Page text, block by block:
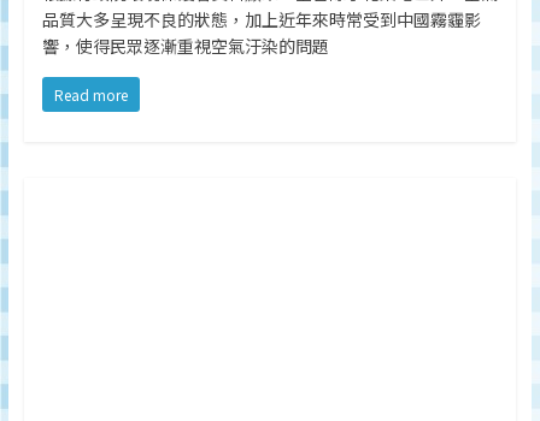
品質大多呈現不良的狀態，加上近年來時常受到中國霧霾影
響，使得民眾逐漸重視空氣汙染的問題
Read more